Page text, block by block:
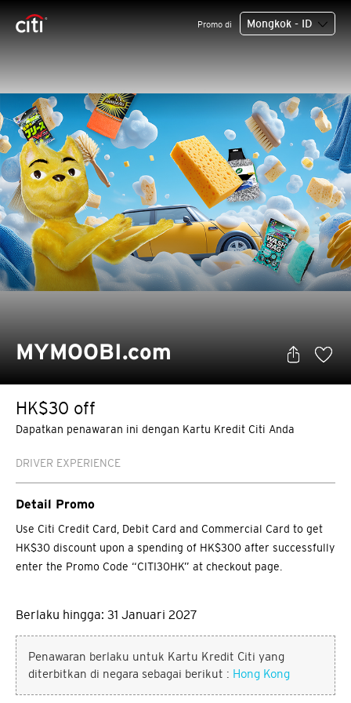
Promo di Mongkok - ID
MYMOOBI.com
HK$30 off
Dapatkan penawaran ini dengan Kartu Kredit Citi Anda
DRIVER EXPERIENCE
Detail Promo
Use Citi Credit Card, Debit Card and Commercial Card to get
HK$30 discount upon a spending of HK$300 after successfully
enter the Promo Code “CITI30HK” at checkout page.
Berlaku hingga: 31 Januari 2027
Penawaran berlaku untuk Kartu Kredit Citi yang
diterbitkan di negara sebagai berikut : Hong Kong